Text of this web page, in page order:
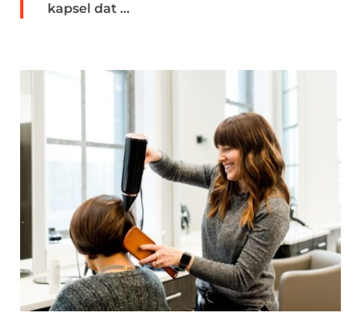
kapsel dat ...